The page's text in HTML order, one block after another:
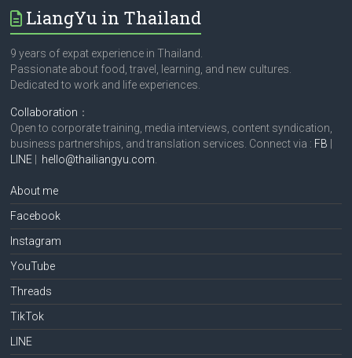
LiangYu in Thailand
9 years of expat experience in Thailand.
Passionate about food, travel, learning, and new cultures.
Dedicated to work and life experiences.
Collaboration ：
Open to corporate training, media interviews, content syndication,
business partnerships, and translation services. Connect via : FB
LINE
hello@thailiangyu.com
About me
Facebook
Instagram
YouTube
Threads
TikTok
LINE